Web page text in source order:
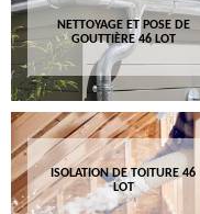
NETTOYAGE ET POSE DE
GOUTTIÈRE 46 LOT
ISOLATION DE TOITURE 46
LOT